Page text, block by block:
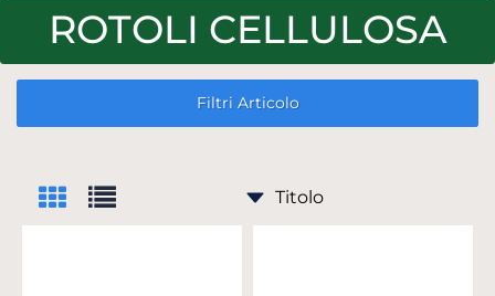
ROTOLI CELLULOSA
Filtri Articolo